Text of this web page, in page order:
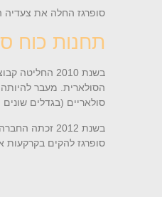
סופרגז החלה את צעדיה
תחנות כוח
בשנת 2010
סולאריים (בגדלים שונים מ-500 קילוואט עד 5 מגוואט, מקיבוץ יחיעם שבצפון ועד אילת, בהספק כולל של
בשנת 2012
סופרגז להקים בקרקעות